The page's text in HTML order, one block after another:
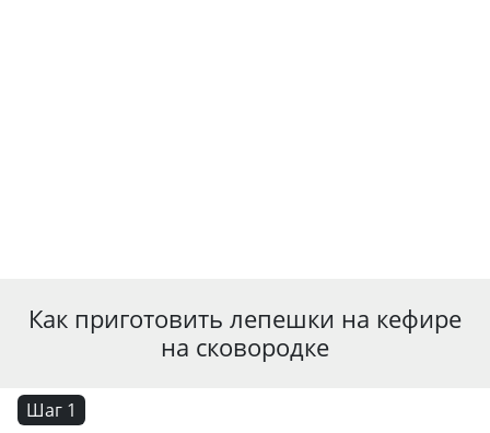
Как приготовить лепешки на кефире
на сковородке
Шаг 1